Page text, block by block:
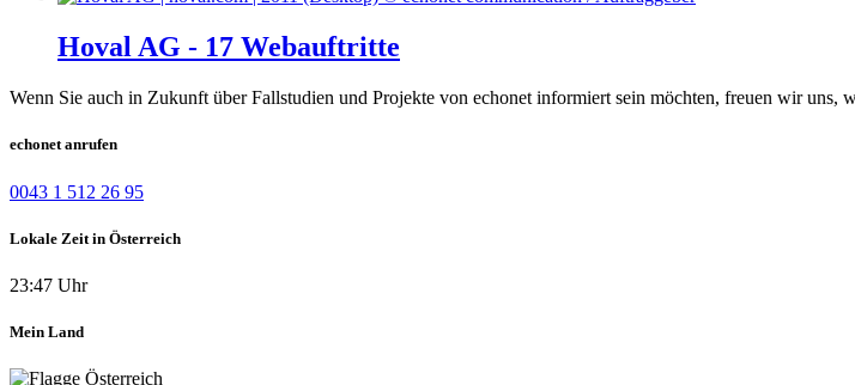
Hoval AG - 17 Webauftritte
Wenn Sie auch in Zukunft über Fallstudien und Projekte von echonet informiert sein möchten, freuen wir uns,
echonet anrufen
0043 1 512 26 95
Lokale Zeit in Österreich
23:47 Uhr
Mein Land